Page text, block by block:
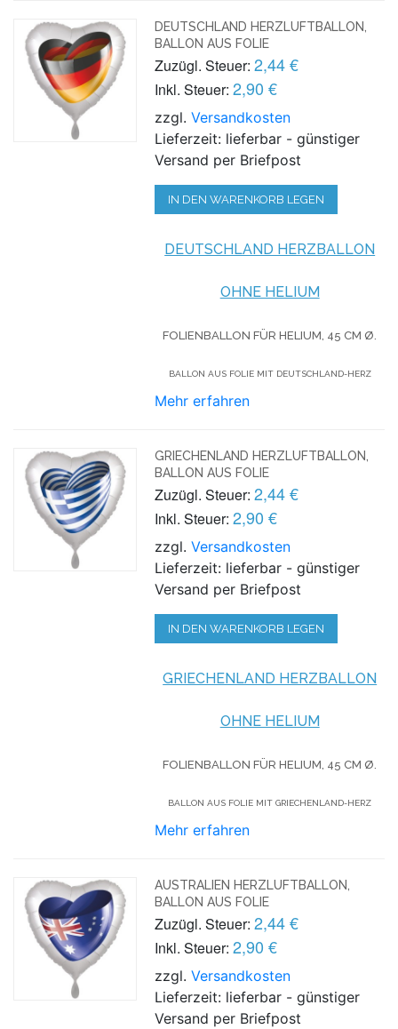
DEUTSCHLAND HERZLUFTBALLON,
BALLON AUS FOLIE
Zuzügl. Steuer: 2,44 €
Inkl. Steuer: 2,90 €
zzgl.Versandkosten
Lieferzeit: lieferbar - günstiger
Versand per Briefpost
IN DEN WARENKORB LEGEN
DEUTSCHLAND HERZBALLON
OHNE HELIUM
FOLIENBALLON FÜR HELIUM, 45 CM Ø.
BALLON AUS FOLIE MIT DEUTSCHLAND-HERZ
Mehr erfahren
GRIECHENLAND HERZLUFTBALLON,
BALLON AUS FOLIE
Zuzügl. Steuer: 2,44 €
Inkl. Steuer: 2,90 €
zzgl.Versandkosten
Lieferzeit: lieferbar - günstiger
Versand per Briefpost
IN DEN WARENKORB LEGEN
GRIECHENLAND HERZBALLON
OHNE HELIUM
FOLIENBALLON FÜR HELIUM, 45 CM Ø.
BALLON AUS FOLIE MIT GRIECHENLAND-HERZ
Mehr erfahren
AUSTRALIEN HERZLUFTBALLON,
BALLON AUS FOLIE
Zuzügl. Steuer: 2,44 €
Inkl. Steuer: 2,90 €
zzgl.Versandkosten
Lieferzeit: lieferbar - günstiger
Versand per Briefpost